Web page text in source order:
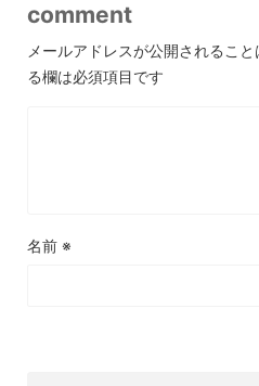
comment
メールアドレスが公開されること
る欄は必須項目です
名前 ※